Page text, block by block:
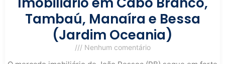
Tambaú, Manaíra e Bessa
(Jardim Oceania)
Nenhum comentário